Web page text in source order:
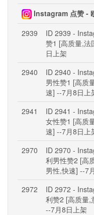
Instagram 点赞 -
2939
ID 2939 -
赞1 [高质量,法
日上架
2940
ID 2940 -
男性赞1 [高质
速] --7月8日上
2941
ID 2941 -
女性赞1 [高质
速] --7月8日上
2970
ID 2970 -
利男性赞2 [高
男性,快速] --7
2972
ID 2972 -
利赞2 [高质量,
--7月8日上架